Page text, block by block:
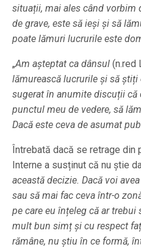
situații, mai ales când vorbim
de grave, este să ieși și să
poate lămuri lucrurile este
„Am așteptat ca dânsul (n.red
lămurească lucrurile și să știți
sugerat în anumite discuții că
punctul meu de vedere, să
Dacă este ceva de asumat
Întrebată dacă se retrage
Interne a susținut că nu știe
această decizie. Dacă voi
sau să mai fac ceva într-o
pe care eu înțeleg că ar
mult bun simț și cu respect
rămâne, nu știu în ce formă,